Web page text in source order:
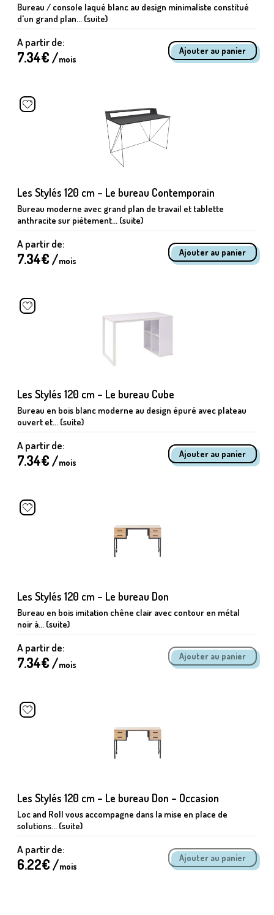
Bureau / console laqué blanc au design minimaliste constitué
d'un grand plan... (suite)
A partir de:
7.34€ /mois
Les Stylés 120 cm – Le bureau Contemporain
Bureau moderne avec grand plan de travail et tablette
anthracite sur piétement... (suite)
A partir de:
7.34€ /mois
Les Stylés 120 cm – Le bureau Cube
Bureau en bois blanc moderne au design épuré avec plateau
ouvert et... (suite)
A partir de:
7.34€ /mois
Les Stylés 120 cm – Le bureau Don
Bureau en bois imitation chêne clair avec contour en métal
noir à... (suite)
A partir de:
7.34€ /mois
Les Stylés 120 cm – Le bureau Don – Occasion
Loc and Roll vous accompagne dans la mise en place de
solutions... (suite)
A partir de:
6.22€ /mois